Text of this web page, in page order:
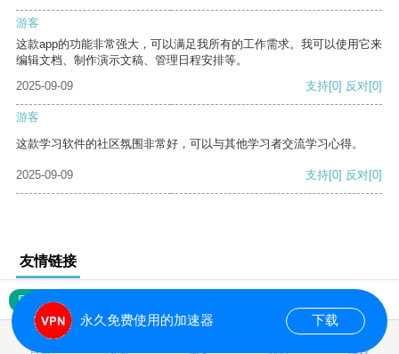
游客
这款app的功能非常强大，可以满足我所有的工作需求。我可以使用它来
编辑文档、制作演示文稿、管理日程安排等。
2025-09-09
支持[0] 反对[0]
游客
这款学习软件的社区氛围非常好，可以与其他学习者交流学习心得。
2025-09-09 支持[0] 反对[0]
友情链接
网站地图
永久免费使用的加速器 下载